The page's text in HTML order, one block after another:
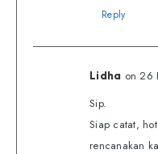
Reply
Lidha on 26
Sip.
Siap catat,
rencanakan